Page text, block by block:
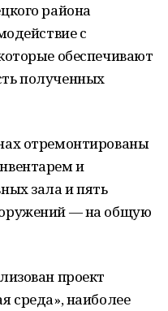
района
с
обеспечивают
полученных
отремонтированы
и
зала и пять
— на общую
проект
среда», наиболее